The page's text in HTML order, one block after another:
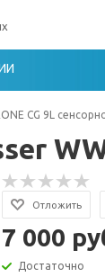
CG 9L
Отложить
7 000
Достаточно